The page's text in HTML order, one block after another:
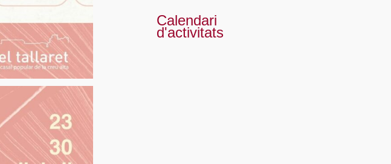
Calendari
d'activitats